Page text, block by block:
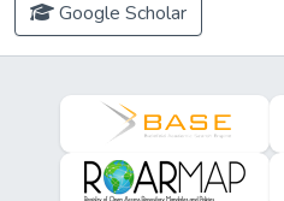
Google Scholar